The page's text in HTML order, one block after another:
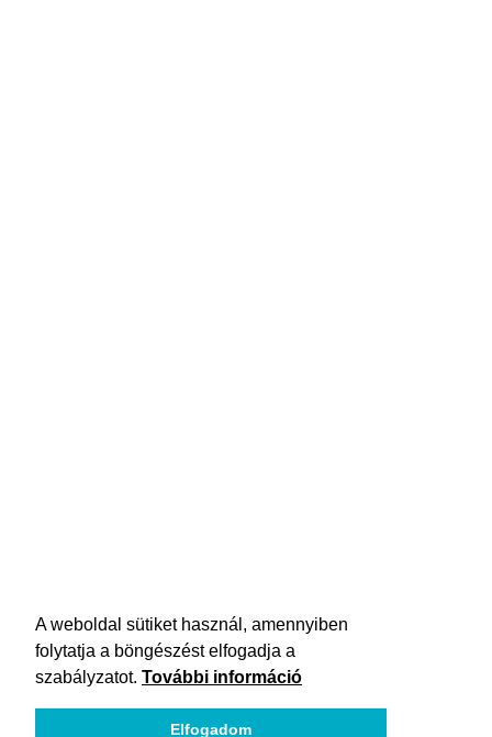
A weboldal sütiket használ, amennyiben
folytatja a böngészést elfogadja a
szabályzatot. További információ
Elfogadom